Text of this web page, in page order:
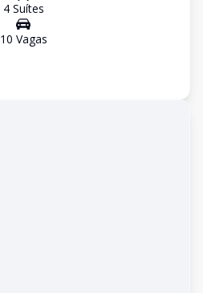
4Suítes
10 Vagas